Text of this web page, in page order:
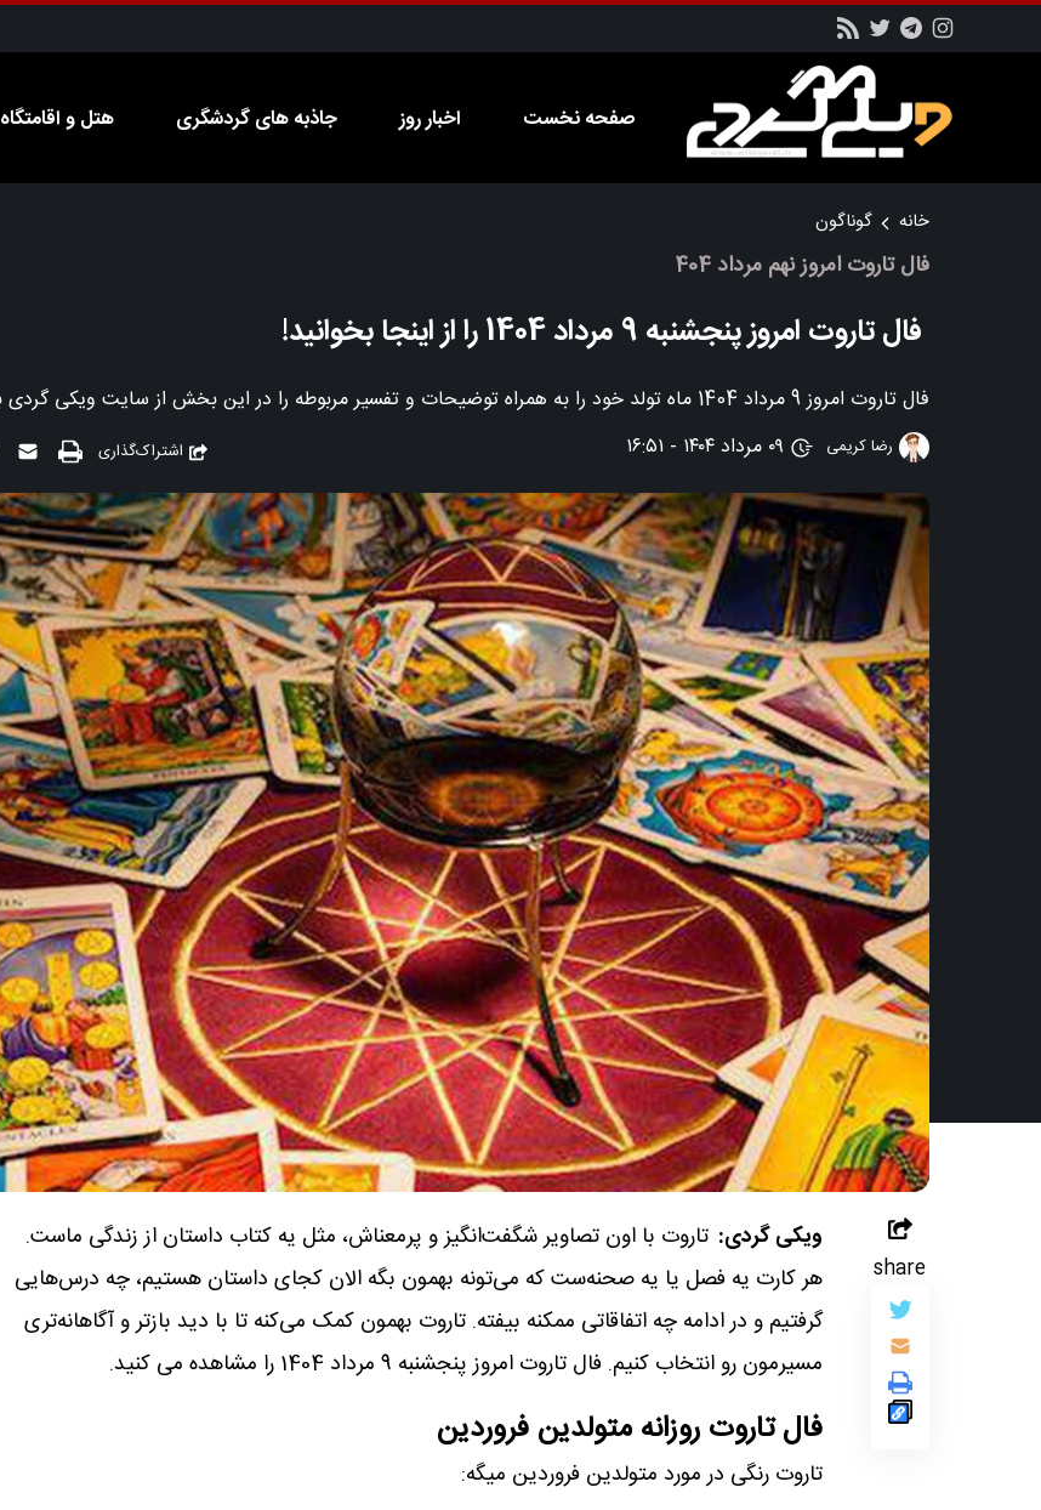
صفحه نخست اخبار روز جاذبه های گردشگری هتل و اقامتگاه
خانه گوناگون
فال تاروت امروز نهم مرداد 404
فال تاروت امروز پنجشنبه 9 مرداد 1404 را از اینجا بخوانید!
فال تاروت امروز 9 مرداد 1404 ماه تولد خود را به همراه توضیحات و تفسیر مربوطه را در این بخش از سایت ویکی گردی بخوانید
اشتراک‌گذاری رضا کریمی ۰۹ مرداد ۱۴۰۴ - ۱۶:۵۱
ویکی گردی: تاروت با اون تصاویر شگفت‌انگیز و پرمعناش، مثل یه کتاب داستان از زندگی ماست.
هر کارت یه فصل یا یه صحنه‌ست که می‌تونه بهمون بگه الان کجای داستان هستیم، چه درس‌هایی
گرفتیم و در ادامه چه اتفاقاتی ممکنه بیفته. تاروت بهمون کمک می‌کنه تا با دید بازتر و آگاهانه‌تری
مسیرمون رو انتخاب کنیم. فال تاروت امروز پنجشنبه 9 مرداد 1404 را مشاهده می کنید.
فال تاروت روزانه متولدین فروردین
تاروت رنگی در مورد متولدین فروردین میگه:
share